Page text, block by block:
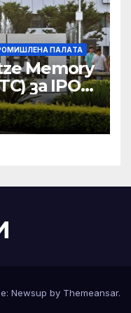
ПАЛAТА
Memory
за IPO
Newsup by Themeansar.